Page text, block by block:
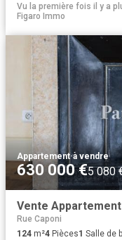
Vu la première fois il y a
Figaro Immo
Appartement·à vendre
630 000 €5 080
Vente
Rue Caponi
124 m²4 Pièces1 Salle de